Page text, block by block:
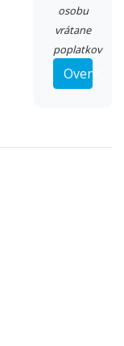
osobu
vrátane
poplatkov
Overiť